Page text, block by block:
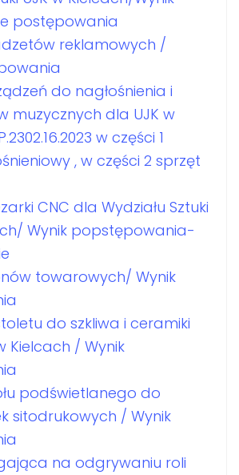
postępowania
reklamowych /
do nagłośnienia i
muzycznych dla UJK w
w części 1
, w części 2 sprzęt
CNC dla Wydziału Sztuki
Wynik popstępowania-
towarowych/ Wynik
do szkliwa i ceramiki
Kielcach / Wynik
podświetlanego do
sitodrukowych / Wynik
na odgrywaniu roli